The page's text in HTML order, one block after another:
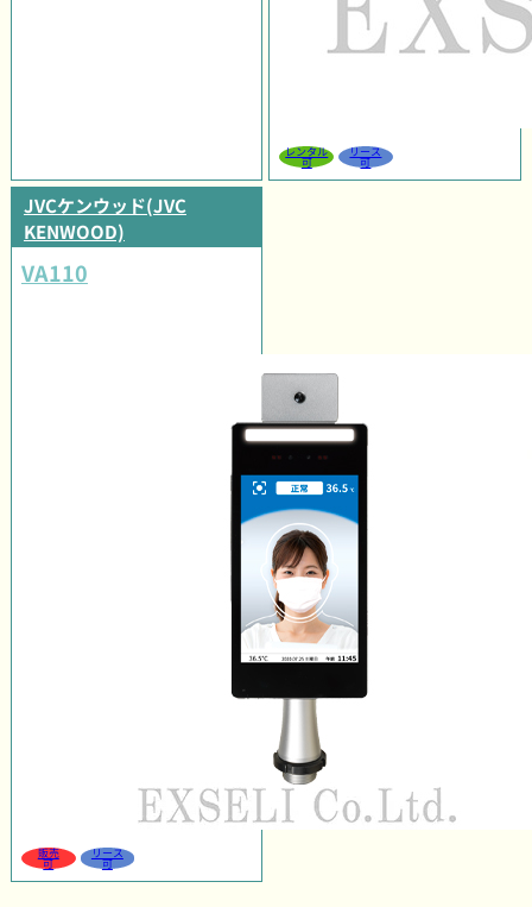
レンタル
可
リース
可
JVCケンウッド(JVC
KENWOOD)
VA110
販売
可
リース
可